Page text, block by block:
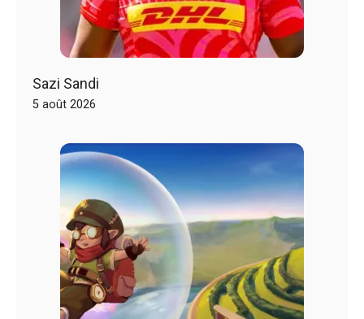
Sazi Sandi
5 août 2026